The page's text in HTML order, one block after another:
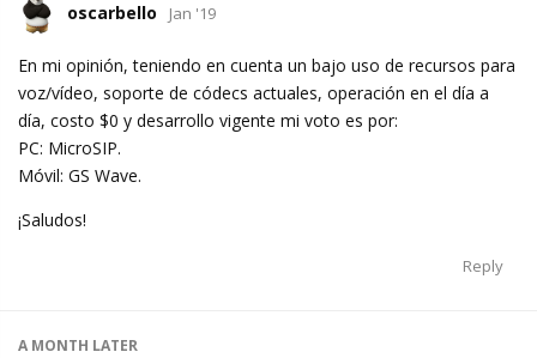
oscarbello Jan '19
En mi opinión, teniendo en cuenta un bajo uso de recursos para
voz/vídeo, soporte de códecs actuales, operación en el día a
día, costo $0 y desarrollo vigente mi voto es por:
PC: MicroSIP.
Móvil: GS Wave.
¡Saludos!
Reply
A MONTH LATER